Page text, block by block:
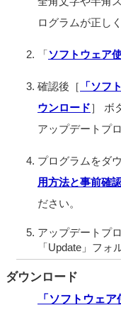
ログラムが正し
「ソフトウェア
確認後［
「ソフ
ウンロード］ ボ
アップデートプ
プログラムをダ
用方法と事前確
ださい。
アップデートプ
「Update」フォ
ダウンロード
「ソフトウェ